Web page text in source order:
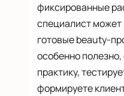
фиксированные
специалист может
готовые beauty-
особенно
практику,
формируете